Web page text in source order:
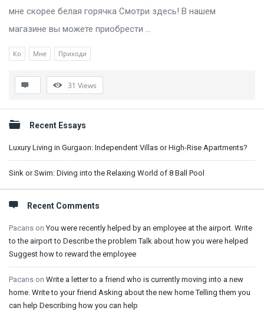
мне скорее белая горячка Смотри здесь! В нашем
магазине вы можете приобрести ...
Ко Мне Приходи
31 Views
Sidebar
Recent Essays
Luxury Living in Gurgaon: Independent Villas or High-Rise Apartments?
Sink or Swim: Diving into the Relaxing World of 8 Ball Pool
Recent Comments
Pacans onYou were recently helped by an employee at the airport. Write
to the airport to Describe the problem Talk about how you were helped
Suggest how to reward the employee
Pacans on Write a letter to a friend who is currently moving into a new
home. Write to your friend Asking about the new home Telling them you
can help Describing how you can help